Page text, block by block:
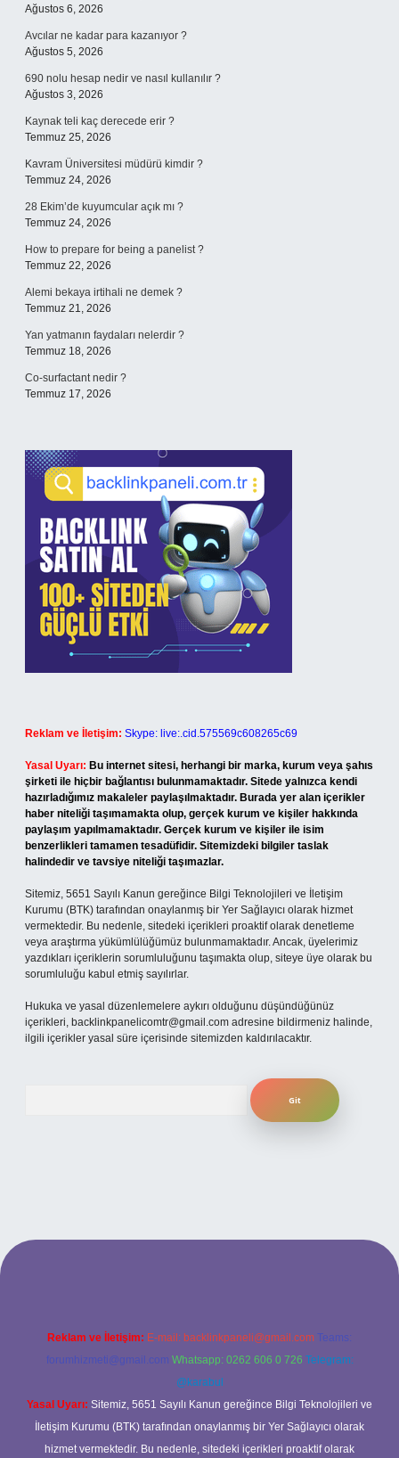
Ağustos 6, 2026
Avcılar ne kadar para kazanıyor ?
Ağustos 5, 2026
690 nolu hesap nedir ve nasıl kullanılır ?
Ağustos 3, 2026
Kaynak teli kaç derecede erir ?
Temmuz 25, 2026
Kavram Üniversitesi müdürü kimdir ?
Temmuz 24, 2026
28 Ekim’de kuyumcular açık mı ?
Temmuz 24, 2026
How to prepare for being a panelist ?
Temmuz 22, 2026
Alemi bekaya irtihali ne demek ?
Temmuz 21, 2026
Yan yatmanın faydaları nelerdir ?
Temmuz 18, 2026
Co-surfactant nedir ?
Temmuz 17, 2026
Reklam ve İletişim: Skype: live:.cid.575569c608265c69
Yasal Uyarı: Bu internet sitesi, herhangi bir marka, kurum veya şahıs
şirketi ile hiçbir bağlantısı bulunmamaktadır. Sitede yalnızca kendi
hazırladığımız makaleler paylaşılmaktadır. Burada yer alan içerikler
haber niteliği taşımamakta olup, gerçek kurum ve kişiler hakkında
paylaşım yapılmamaktadır. Gerçek kurum ve kişiler ile isim
benzerlikleri tamamen tesadüfidir. Sitemizdeki bilgiler taslak
halindedir ve tavsiye niteliği taşımazlar.
Sitemiz, 5651 Sayılı Kanun gereğince Bilgi Teknolojileri ve İletişim
Kurumu (BTK) tarafından onaylanmış bir Yer Sağlayıcı olarak hizmet
vermektedir. Bu nedenle, sitedeki içerikleri proaktif olarak denetleme
veya araştırma yükümlülüğümüz bulunmamaktadır. Ancak, üyelerimiz
yazdıkları içeriklerin sorumluluğunu taşımakta olup, siteye üye olarak bu
sorumluluğu kabul etmiş sayılırlar.
Hukuka ve yasal düzenlemelere aykırı olduğunu düşündüğünüz
içerikleri, backlinkpanelicomtr@gmail.com adresine bildirmeniz halinde,
ilgili içerikler yasal süre içerisinde sitemizden kaldırılacaktır.
giriş adresi
Reklam ve İletişim: E-mail: backlinkpaneli@gmail.com Teams:
forumhizmeti@gmail.com Whatsapp: 0262 606 0 726 Telegram:
@karabul
Yasal Uyarı: Sitemiz, 5651 Sayılı Kanun gereğince Bilgi Teknolojileri ve
İletişim Kurumu (BTK) tarafından onaylanmış bir Yer Sağlayıcı olarak
hizmet vermektedir. Bu nedenle, sitedeki içerikleri proaktif olarak